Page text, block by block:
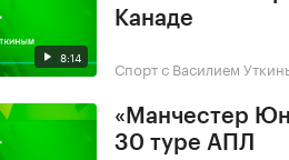
8:14
Канаде
Спорт с Василием
«Манчестер
30 туре АПЛ